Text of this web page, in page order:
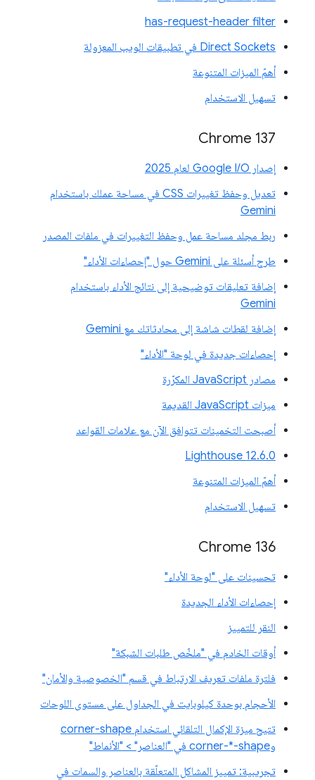
has-request-header filter
Direct Sockets في تطبيقات الويب المعزولة
أهمّ الميزات المتنوعة
تسهيل الاستخدام
‫Chrome 137
إصدار Google I/O لعام 2025
تعديل وحفظ تغييرات CSS في مساحة عملك باستخدام
Gemini
ربط مجلد مساحة عمل وحفظ التغييرات في ملفات المصدر
طرح أسئلة على Gemini حول "إحصاءات الأداء"
إضافة تعليقات توضيحية إلى نتائج الأداء باستخدام
Gemini
إضافة لقطات شاشة إلى محادثاتك مع Gemini
إحصاءات جديدة في لوحة "الأداء"
مصادر JavaScript المكرّرة
ميزات JavaScript القديمة
أصبحت التخمينات تتوافق الآن مع علامات القواعد
‫Lighthouse 12.6.0
أهمّ الميزات المتنوعة
تسهيل الاستخدام
Chrome 136
تحسينات على "لوحة الأداء"
إحصاءات الأداء الجديدة
النقر للتمييز
أوقات الخادم في "ملخّص طلبات الشبكة"
فلترة ملفات تعريف الارتباط في قسم "الخصوصية والأمان"
الأحجام بوحدة كيلوبايت في الجداول على مستوى اللوحات
تتيح ميزة الإكمال التلقائي استخدام corner-shape
وcorner-*-shape في "العناصر" > "الأنماط"
تجريبية: تمييز المشاكل المتعلّقة بالعناصر والسمات في